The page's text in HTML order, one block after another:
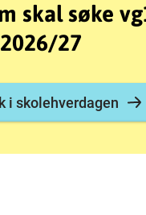
skal søke
27
i skolehverdagen